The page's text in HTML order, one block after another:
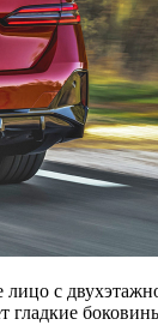
с
гладкие